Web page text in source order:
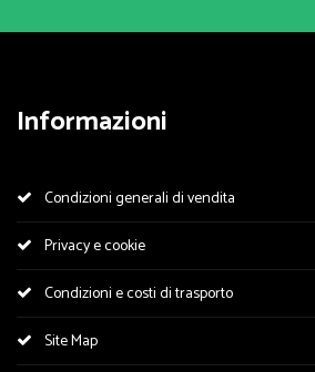
Informazioni
Condizioni generali di vendita
Privacy e cookie
Condizioni e costi di trasporto
Site Map